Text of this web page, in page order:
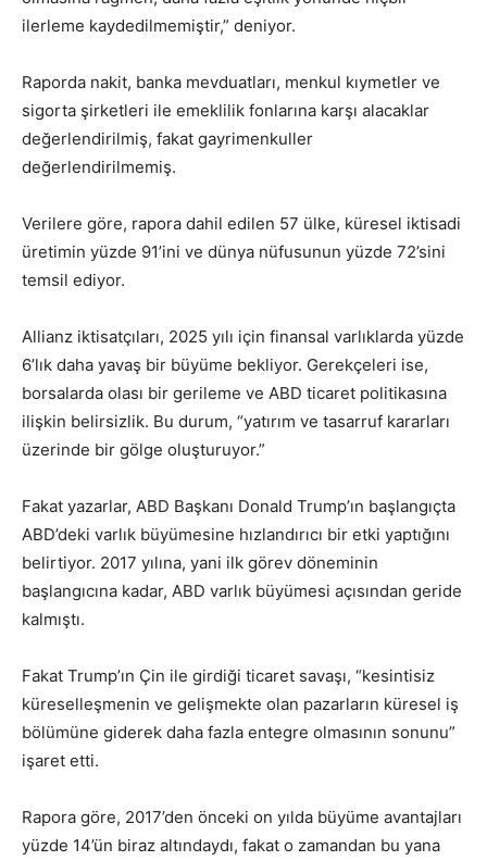
ilerleme kaydedilmemiştir,” deniyor.
Raporda nakit, banka mevduatları, menkul kıymetler ve
sigorta şirketleri ile emeklilik fonlarına karşı alacaklar
değerlendirilmiş, fakat gayrimenkuller
değerlendirilmemiş.
Verilere göre, rapora dahil edilen 57 ülke, küresel iktisadi
üretimin yüzde 91’ini ve dünya nüfusunun yüzde 72’sini
temsil ediyor.
Allianz iktisatçıları, 2025 yılı için finansal varlıklarda yüzde
6’lık daha yavaş bir büyüme bekliyor. Gerekçeleri ise,
borsalarda olası bir gerileme ve ABD ticaret politikasına
ilişkin belirsizlik. Bu durum, “yatırım ve tasarruf kararları
üzerinde bir gölge oluşturuyor.”
Fakat yazarlar, ABD Başkanı Donald Trump’ın başlangıçta
ABD’deki varlık büyümesine hızlandırıcı bir etki yaptığını
belirtiyor. 2017 yılına, yani ilk görev döneminin
başlangıcına kadar, ABD varlık büyümesi açısından geride
kalmıştı.
Fakat Trump’ın Çin ile girdiği ticaret savaşı, “kesintisiz
küreselleşmenin ve gelişmekte olan pazarların küresel iş
bölümüne giderek daha fazla entegre olmasının sonunu”
işaret etti.
Rapora göre, 2017’den önceki on yılda büyüme avantajları
yüzde 14’ün biraz altındaydı, fakat o zamandan bu yana